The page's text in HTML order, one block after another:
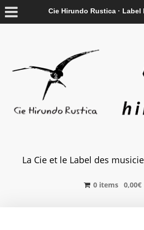
Cie Hirundo Rustica · Label
La Cie et le Label des
0 items 0,00€